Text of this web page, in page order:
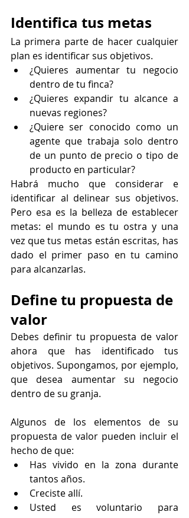
Identifica tus metas
La primera parte de hacer cualquier
plan es identificar sus objetivos.
¿Quieres aumentar tu negocio
dentro de tu finca?
¿Quieres expandir tu alcance a
nuevas regiones?
¿Quiere ser conocido como un
agente que trabaja solo dentro
de un punto de precio o tipo de
producto en particular?
Habrá mucho que considerar e
identificar al delinear sus objetivos.
Pero esa es la belleza de establecer
metas: el mundo es tu ostra y una
vez que tus metas están escritas, has
dado el primer paso en tu camino
para alcanzarlas.
Define tu propuesta de
valor
Debes definir tu propuesta de valor
ahora que has identificado tus
objetivos. Supongamos, por ejemplo,
que desea aumentar su negocio
dentro de su granja.
Algunos de los elementos de su
propuesta de valor pueden incluir el
hecho de que:
Has vivido en la zona durante
tantos años.
Creciste allí.
Usted es voluntario para